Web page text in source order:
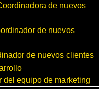
de nuevos
de nuevos
de nuevos clientes
del equipo de marketing